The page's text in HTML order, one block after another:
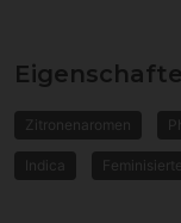
Zitronenaromen
Indica